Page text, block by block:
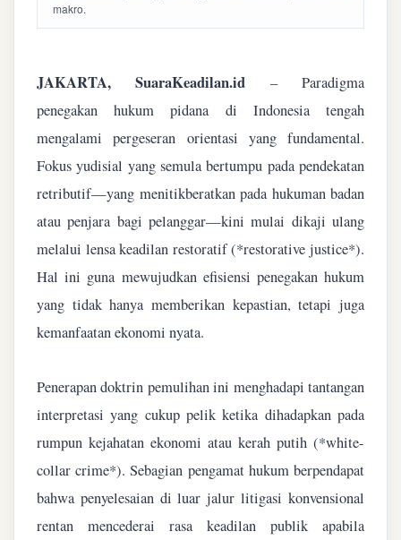
makro.
JAKARTA, SuaraKeadilan.id – Paradigma
penegakan hukum pidana di Indonesia tengah
mengalami pergeseran orientasi yang fundamental.
Fokus yudisial yang semula bertumpu pada pendekatan
retributif—yang menitikberatkan pada hukuman badan
atau penjara bagi pelanggar—kini mulai dikaji ulang
melalui lensa keadilan restoratif (*restorative justice*).
Hal ini guna mewujudkan efisiensi penegakan hukum
yang tidak hanya memberikan kepastian, tetapi juga
kemanfaatan ekonomi nyata.
Penerapan doktrin pemulihan ini menghadapi tantangan
interpretasi yang cukup pelik ketika dihadapkan pada
rumpun kejahatan ekonomi atau kerah putih (*white-
collar crime*). Sebagian pengamat hukum berpendapat
bahwa penyelesaian di luar jalur litigasi konvensional
rentan mencederai rasa keadilan publik apabila